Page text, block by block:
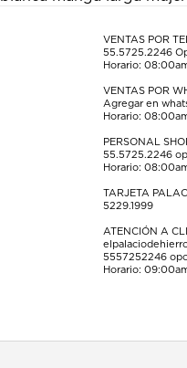
abrirá
formulario
abrirá
formulario
de
abrirá
de
de
VENTAS POR
55.5725.2246
Horario:
VENTAS POR
Agregar en
Horario:
PERSONAL
55.5725.2246
Horario:
TARJETA
5229.1999
ATENCIÓN A
5557252246
Horario: